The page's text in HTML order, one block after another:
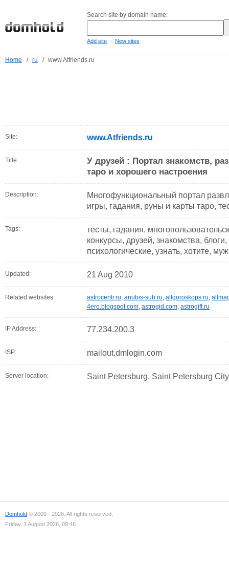
Search site by domain name:
Add site - New sites
Home / ru / www.Atfriends.ru
Site: www.Atfriends.ru
Title:
У друзей : Портал знакомств,
таро и хорошего настроения
Description:
Многофункциональный портал
игры, гадания, руны и карты таро,
Tags:
тесты, гадания,
конкурсы, друзей, знакомства,
психологические, узнать, хотите,
Updated: 21 Aug 2010
Related websites: astrocentr.ru, anubis-sub.ru, allgoroskops.ru,
4ero.blogspot.com, astrogid.com, astrogift.ru
IP Address: 77.234.200.3
ISP: mailout.dmlogin.com
Server location: Saint Petersburg, Saint Petersburg
Domhold © 2009 - 2026. All rights reserved.
Friday, 7 August 2026, 09:46